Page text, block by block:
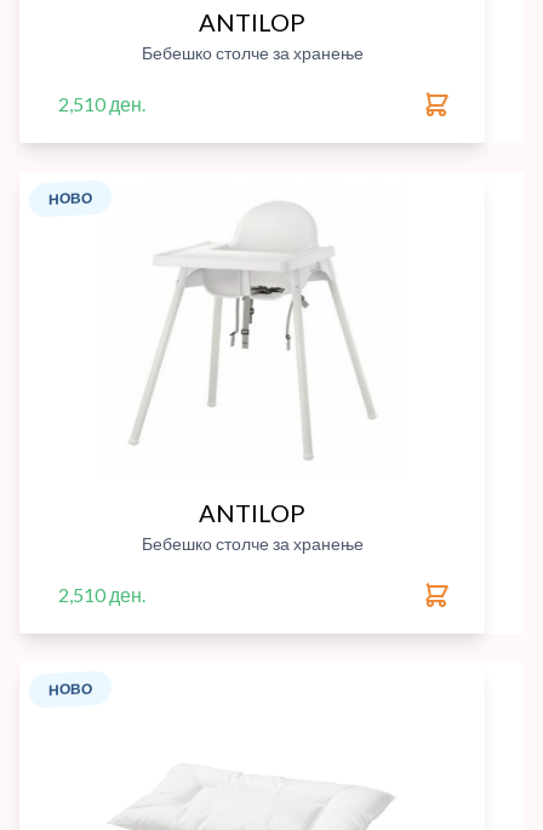
ANTILOP
Бебешко столче за хранење
2,510 ден.
НОВО
ANTILOP
Бебешко столче за хранење
2,510 ден.
НОВО